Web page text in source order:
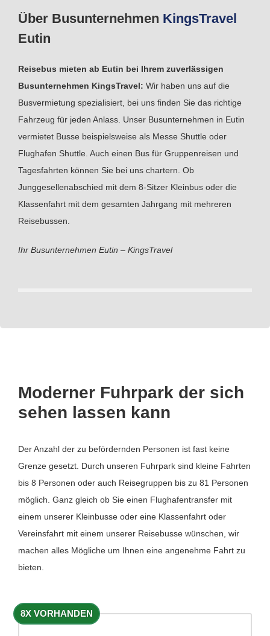
Über Busunternehmen KingsTravel
Eutin
Reisebus mieten ab Eutin bei Ihrem zuverlässigen
Busunternehmen KingsTravel: Wir haben uns auf die
Busvermietung spezialisiert, bei uns finden Sie das richtige
Fahrzeug für jeden Anlass. Unser Busunternehmen in Eutin
vermietet Busse beispielsweise als Messe Shuttle oder
Flughafen Shuttle. Auch einen Bus für Gruppenreisen und
Tagesfahrten können Sie bei uns chartern. Ob
Junggesellenabschied mit dem 8-Sitzer Kleinbus oder die
Klassenfahrt mit dem gesamten Jahrgang mit mehreren
Reisebussen.
Ihr Busunternehmen Eutin – KingsTravel
Moderner Fuhrpark der sich
sehen lassen kann
Der Anzahl der zu befördernden Personen ist fast keine
Grenze gesetzt. Durch unseren Fuhrpark sind kleine Fahrten
bis 8 Personen oder auch Reisegruppen bis zu 81 Personen
möglich. Ganz gleich ob Sie einen Flughafentransfer mit
einem unserer Kleinbusse oder eine Klassenfahrt oder
Vereinsfahrt mit einem unserer Reisebusse wünschen, wir
machen alles Mögliche um Ihnen eine angenehme Fahrt zu
bieten.
8X VORHANDEN